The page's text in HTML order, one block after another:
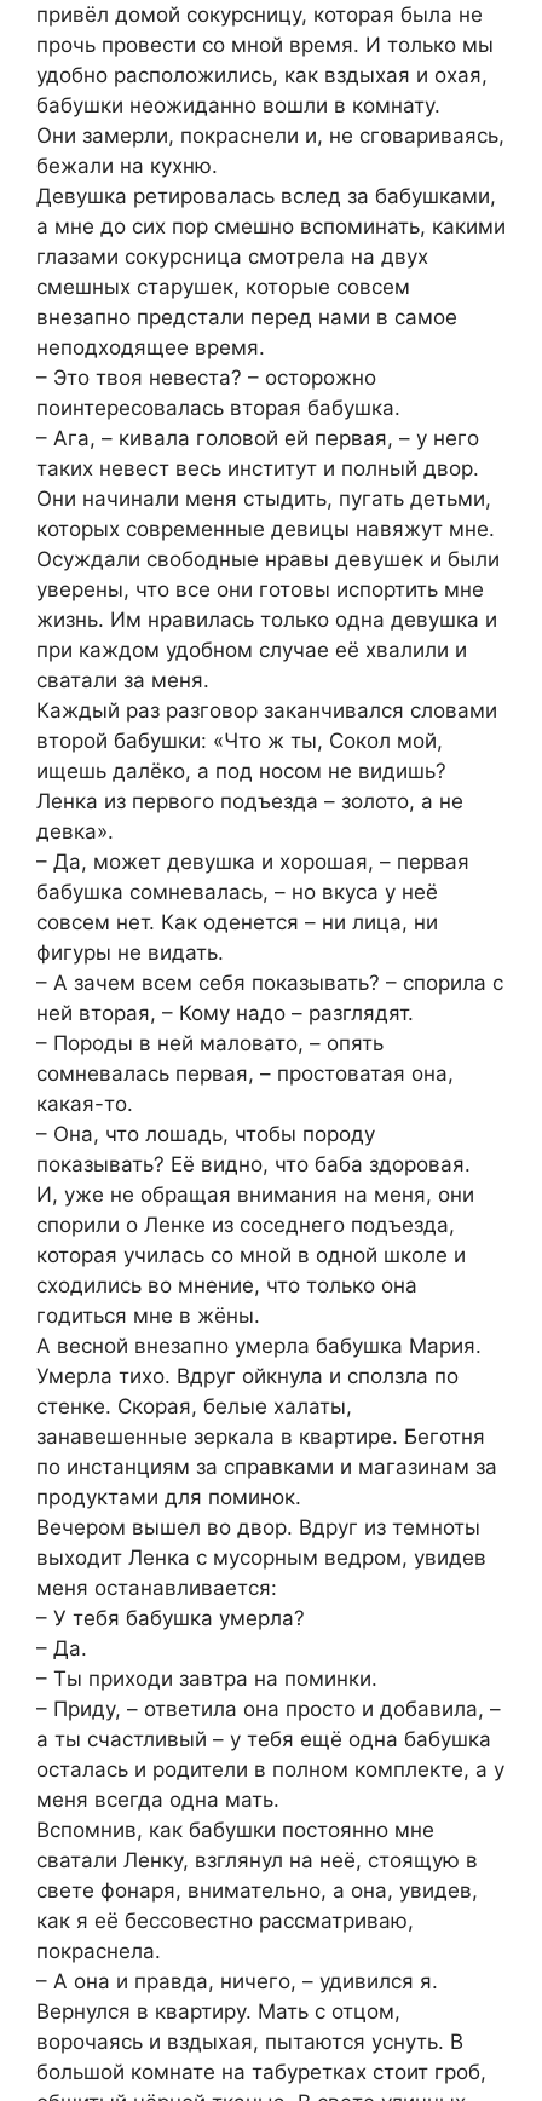
привёл домой сокурсницу, которая была не
прочь провести со мной время. И только мы
удобно расположились, как вздыхая и охая,
бабушки неожиданно вошли в комнату.
Они замерли, покраснели и, не сговариваясь,
бежали на кухню.
Девушка ретировалась вслед за бабушками,
а мне до сих пор смешно вспоминать, какими
глазами сокурсница смотрела на двух
смешных старушек, которые совсем
внезапно предстали перед нами в самое
неподходящее время.
– Это твоя невеста? – осторожно
поинтересовалась вторая бабушка.
– Ага, – кивала головой ей первая, – у него
таких невест весь институт и полный двор.
Они начинали меня стыдить, пугать детьми,
которых современные девицы навяжут мне.
Осуждали свободные нравы девушек и были
уверены, что все они готовы испортить мне
жизнь. Им нравилась только одна девушка и
при каждом удобном случае её хвалили и
сватали за меня.
Каждый раз разговор заканчивался словами
второй бабушки: «Что ж ты, Сокол мой,
ищешь далёко, а под носом не видишь?
Ленка из первого подъезда – золото, а не
девка».
– Да, может девушка и хорошая, – первая
бабушка сомневалась, – но вкуса у неё
совсем нет. Как оденется – ни лица, ни
фигуры не видать.
– А зачем всем себя показывать? – спорила с
ней вторая, – Кому надо – разглядят.
– Породы в ней маловато, – опять
сомневалась первая, – простоватая она,
какая-то.
– Она, что лошадь, чтобы породу
показывать? Её видно, что баба здоровая.
И, уже не обращая внимания на меня, они
спорили о Ленке из соседнего подъезда,
которая училась со мной в одной школе и
сходились во мнение, что только она
годиться мне в жёны.
А весной внезапно умерла бабушка Мария.
Умерла тихо. Вдруг ойкнула и сползла по
стенке. Скорая, белые халаты,
занавешенные зеркала в квартире. Беготня
по инстанциям за справками и магазинам за
продуктами для поминок.
Вечером вышел во двор. Вдруг из темноты
выходит Ленка с мусорным ведром, увидев
меня останавливается:
– У тебя бабушка умерла?
– Да.
– Ты приходи завтра на поминки.
– Приду, – ответила она просто и добавила, –
а ты счастливый – у тебя ещё одна бабушка
осталась и родители в полном комплекте, а у
меня всегда одна мать.
Вспомнив, как бабушки постоянно мне
сватали Ленку, взглянул на неё, стоящую в
свете фонаря, внимательно, а она, увидев,
как я её бессовестно рассматриваю,
покраснела.
– А она и правда, ничего, – удивился я.
Вернулся в квартиру. Мать с отцом,
ворочаясь и вздыхая, пытаются уснуть. В
большой комнате на табуретках стоит гроб,